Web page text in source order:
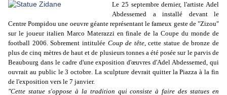
Le 25 septembre dernier, l'artiste Adel
Abdessemed a installé devant le
Centre Pompidou une oeuvre géante représentant le fameux geste de "Zizou"
sur le joueur italien Marco Materazzi en finale de la Coupe du monde de
football 2006.Sobrement intitulée Coup de tête, cette statue de bronze de
plus de cinq mètres de haut et de plusieurs tonnes a été posée sur le parvis de
Beaubourg dans le cadre d'une exposition d'œuvres d'Adel Abdessemed, qui
ouvrait au public le 3 octobre. La sculpture devrait quitter la Piazza à la fin
de l'exposition vers le 7 janvier.
"Cette statue s'oppose à la tradition qui consiste à faire des statues en